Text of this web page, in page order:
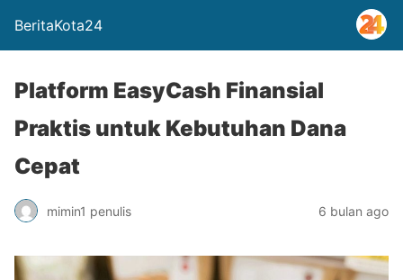
BeritaKota24
Platform EasyCash Finansial
Praktis untuk Kebutuhan Dana
Cepat
mimin1 penulis 6 bulan ago